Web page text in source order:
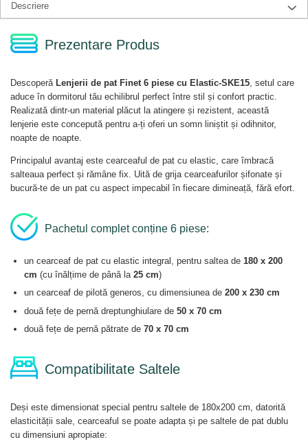
Descriere
Prezentare Produs
Descoperă Lenjerii de pat Finet 6 piese cu Elastic-SKE15 , setul care
aduce în dormitorul tău echilibrul perfect între stil și confort practic.
Realizată dintr-un material plăcut la atingere și rezistent, această
lenjerie este concepută pentru a-ți oferi un somn liniștit și odihnitor,
noapte de noapte.
Principalul avantaj este cearceaful de pat cu elastic, care îmbracă
salteaua perfect și rămâne fix. Uită de grija cearceafurilor șifonate și
bucură-te de un pat cu aspect impecabil în fiecare dimineață, fără efort.
Pachetul complet conține 6 piese:
un cearceaf de pat cu elastic integral, pentru saltea de 180 x 200
cm (cu înălțime de până la 25 cm)
un cearceaf de pilotă generos, cu dimensiunea de 200 x 230 cm
două fețe de pernă dreptunghiulare de 50 x 70 cm
două fețe de pernă pătrate de 70 x 70 cm
Compatibilitate Saltele
Deși este dimensionat special pentru saltele de 180x200 cm, datorită
elasticității sale, cearceaful se poate adapta și pe saltele de pat dublu
cu dimensiuni apropiate: